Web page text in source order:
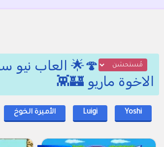
الاخوة ماريو 🏰👾
Yoshi
Luigi الأميرة الخوخ